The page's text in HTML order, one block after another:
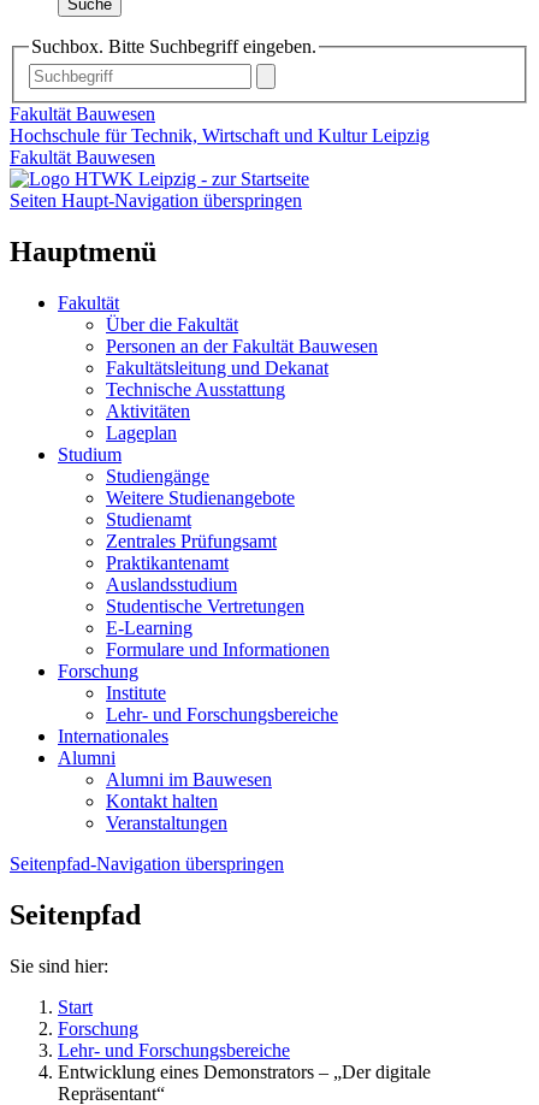
Suche
Suchbox. Bitte Suchbegriff eingeben.
Fakultät Bauwesen
Hochschule für Technik, Wirtschaft und Kultur Leipzig
Fakultät Bauwesen
Seiten Haupt-Navigation überspringen
Hauptmenü
Fakultät
Über die Fakultät
Personen an der Fakultät Bauwesen
Fakultätsleitung und Dekanat
Technische Ausstattung
Aktivitäten
Lageplan
Studium
Studiengänge
Weitere Studienangebote
Studienamt
Zentrales Prüfungsamt
Praktikantenamt
Auslandsstudium
Studentische Vertretungen
E-Learning
Formulare und Informationen
Forschung
Institute
Lehr- und Forschungsbereiche
Internationales
Alumni
Alumni im Bauwesen
Kontakt halten
Veranstaltungen
Seitenpfad-Navigation überspringen
Seitenpfad
Sie sind hier:
Start
Forschung
Lehr- und Forschungsbereiche
Entwicklung eines Demonstrators – „Der digitale
Repräsentant“